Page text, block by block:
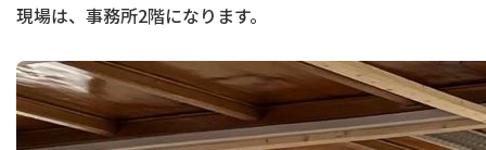
現場は、事務所2階になります。